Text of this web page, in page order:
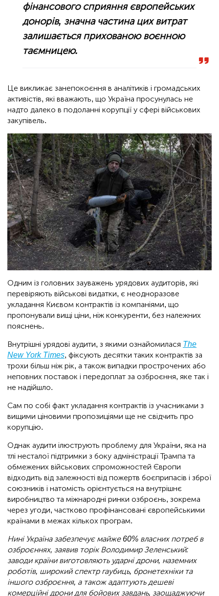
фінансового сприяння європейських
донорів, значна частина цих витрат
залишається прихованою воєнною
таємницею.
Це викликає занепокоєння в аналітиків і громадських
активістів, які вважають, що Україна просунулась не
надто далеко в подоланні корупції у сфері військових
закупівель.
Одним із головних зауважень урядових аудиторів, які
перевіряють військові видатки, є неодноразове
укладання Києвом контрактів із компаніями, що
пропонували вищі ціни, ніж конкуренти, без належних
пояснень.
Внутрішні урядові аудити, з якими ознайомилася The
New York Times, фіксують десятки таких контрактів за
трохи більш ніж рік, а також випадки прострочених або
неповних поставок і передоплат за озброєння, яке так і
не надійшло.
Сам по собі факт укладання контрактів із учасниками з
вищими ціновими пропозиціями ще не свідчить про
корупцію.
Однак аудити ілюструють проблему для України, яка на
тлі несталої підтримки з боку адміністрації Трампа та
обмежених військових спроможностей Європи
відходить від залежності від пожертв боєприпасів і зброї
союзників і натомість орієнтується на внутрішнє
виробництво та міжнародні ринки озброєнь, зокрема
через угоди, частково профінансовані європейськими
країнами в межах кількох програм.
Нині Україна забезпечує майже 60% власних потреб в
озброєннях, заявив торік Володимир Зеленський:
заводи країни виготовляють ударні дрони, наземних
роботів, широкий спектр гаубиць, бронетехніки та
іншого озброєння, а також адаптують дешеві
комерційні дрони для бойових завдань, заощаджуючи